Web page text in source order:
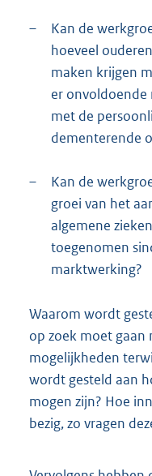
–
Kan de
hoeveel
maken krijgen
er
met de
dementerende
–
Kan de
groei van het
algemene
toegenomen
marktwerking?
Waarom wordt
op zoek moet gaan
mogelijkheden
wordt gesteld aan
mogen zijn? Hoe
bezig, zo vragen